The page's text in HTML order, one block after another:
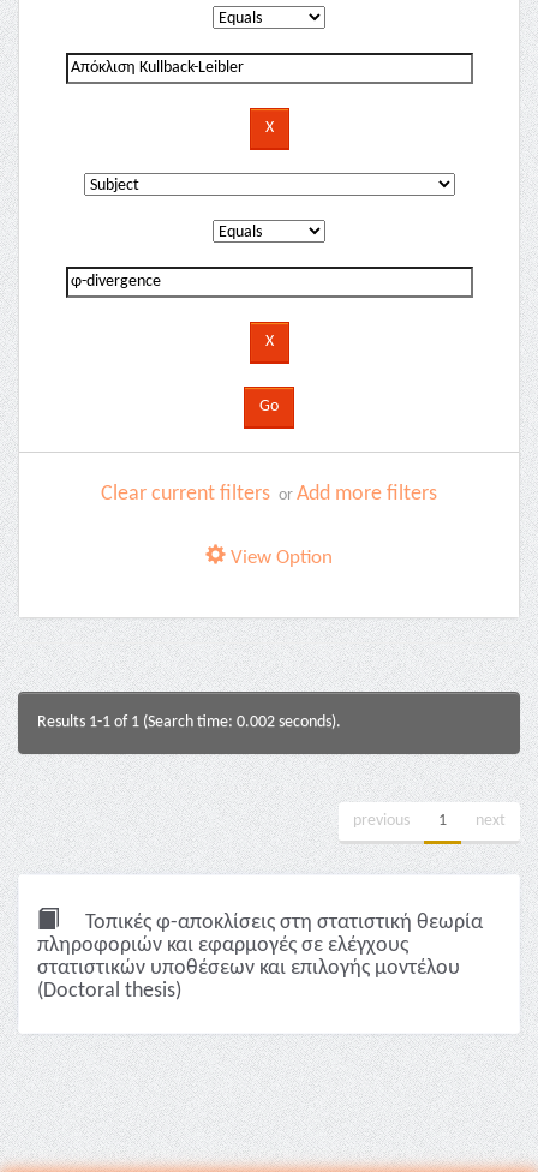
Clear current filters or Add more filters
View Option
Results 1-1 of 1 (Search time: 0.002 seconds).
previous 1 next
Τοπικές φ-αποκλίσεις στη στατιστική θεωρία
πληροφοριών και εφαρμογές σε ελέγχους
στατιστικών υποθέσεων και επιλογής μοντέλου
(Doctoral thesis)